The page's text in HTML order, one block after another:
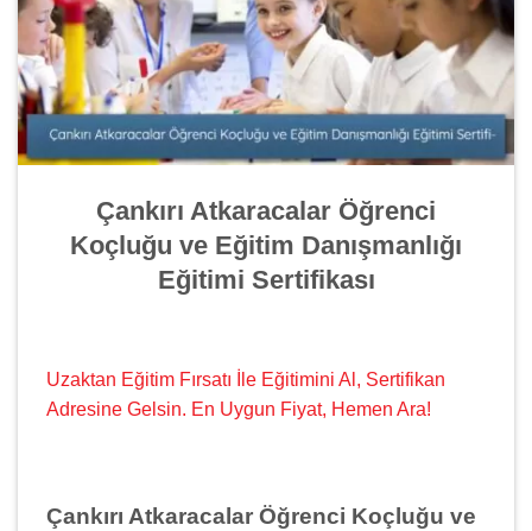
Çankırı Atkaracalar Öğrenci
Koçluğu ve Eğitim Danışmanlığı
Eğitimi Sertifikası
Uzaktan Eğitim Fırsatı İle Eğitimini Al, Sertifikan
Adresine Gelsin. En Uygun Fiyat, Hemen Ara!
Çankırı Atkaracalar Öğrenci Koçluğu ve